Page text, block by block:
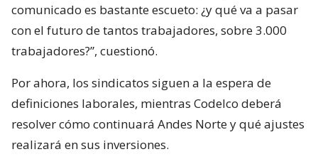
comunicado es bastante escueto: ¿y qué va a pasar
con el futuro de tantos trabajadores, sobre 3.000
trabajadores?”, cuestionó.
Por ahora, los sindicatos siguen a la espera de
definiciones laborales, mientras Codelco deberá
resolver cómo continuará Andes Norte y qué ajustes
realizará en sus inversiones.